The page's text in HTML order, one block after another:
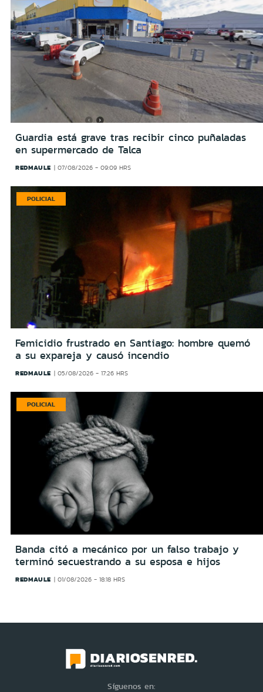
Guardia está grave tras recibir cinco puñaladas
en supermercado de Talca
REDMAULE 07/08/2026 - 09:09 HRS
POLICIAL
Femicidio frustrado en Santiago: hombre quemó
a su expareja y causó incendio
REDMAULE 05/08/2026 - 17:26 HRS
POLICIAL
Banda citó a mecánico por un falso trabajo y
terminó secuestrando a su esposa e hijos
REDMAULE 01/08/2026 - 18:18 HRS
Síguenos en: